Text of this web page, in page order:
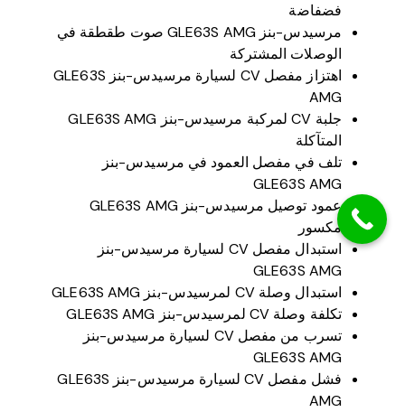
فضفاضة
مرسيدس-بنز GLE63S AMG صوت طقطقة في
الوصلات المشتركة
اهتزاز مفصل CV لسيارة مرسيدس-بنز GLE63S
AMG
جلبة CV لمركبة مرسيدس-بنز GLE63S AMG
المتآكلة
تلف في مفصل العمود في مرسيدس-بنز
GLE63S AMG
عمود توصيل مرسيدس-بنز GLE63S AMG
مكسور
استبدال مفصل CV لسيارة مرسيدس-بنز
GLE63S AMG
استبدال وصلة CV لمرسيدس-بنز GLE63S AMG
تكلفة وصلة CV لمرسيدس-بنز GLE63S AMG
تسرب من مفصل CV لسيارة مرسيدس-بنز
GLE63S AMG
فشل مفصل CV لسيارة مرسيدس-بنز GLE63S
AMG